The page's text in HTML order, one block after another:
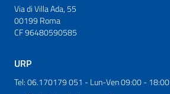
Via di Villa Ada, 55
00199 Roma
CF 96480590585
URP
Tel: 06.170179 051 - Lun-Ven 09:00 - 18:00